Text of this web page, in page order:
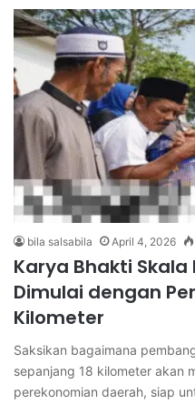
bila salsabila April 4, 2026
Karya Bhakti
Dimulai dengan
Kilometer
Saksikan bagaimana
sepanjang 18 kilometer akan
perekonomian daerah, siap